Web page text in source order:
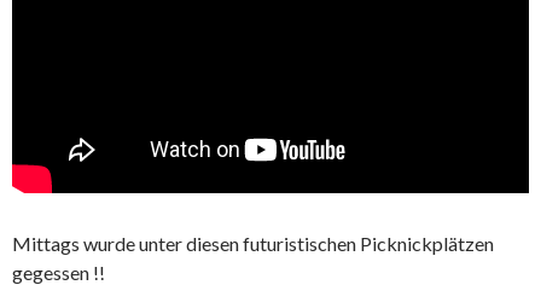
Mittags wurde unter diesen futuristischen Picknickplätzen
gegessen !!